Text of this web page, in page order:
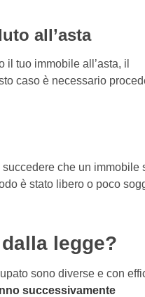
all’asta
il tuo immobile all’asta, il
caso è necessario
che un immobile
è stato libero o poco
legge?
sono diverse e con
successivamente